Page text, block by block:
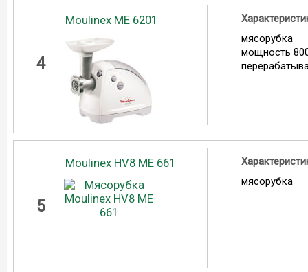
4
Moulinex ME 6201
мясорубка
мощность
5
Moulinex HV8 ME 661
мясорубка